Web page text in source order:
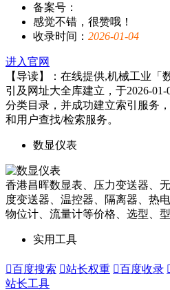
备案号：
感觉不错，很赞哦！
收录时间： 2026-01-04
进入官网
【导读】：在线提供,机械工业「
引及网址大全库建立，于2026-
分类目录，并成功建立索引服务
和用户查找/检索服务。
数显仪表
香港昌晖数显表、压力变送器、
度变送器、温控器、隔离器、热
物位计、流量计等价格、选型、
实用工具
百度搜索 站长权重 百度收录
站长工具